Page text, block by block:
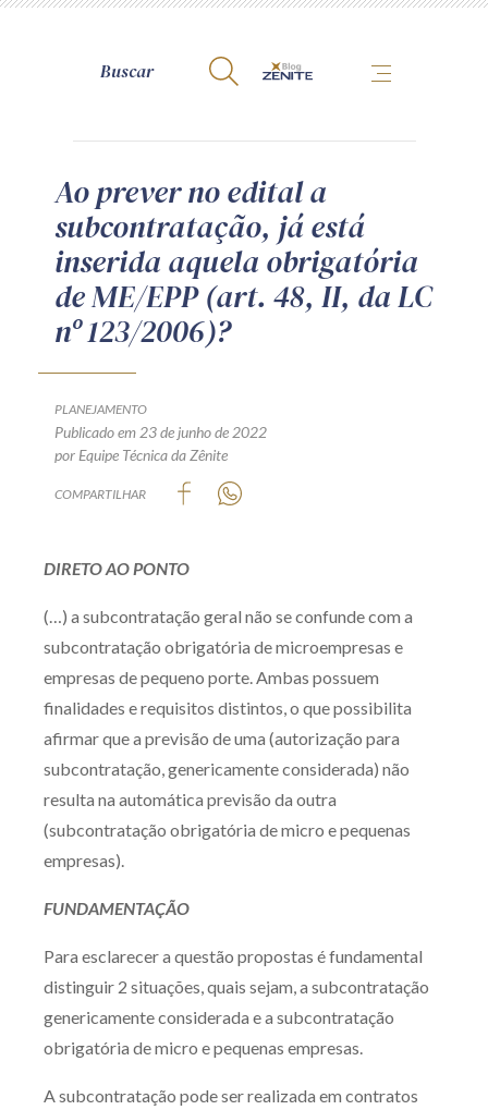
A Zênite
Como publicar conosco
Site da Zênite
Contato
Termos de uso
Encarregado (contato)
Orientação por Escrito
Mentoria Zênite
Capacitação
Zênite Online
Eventos presenciais
Receba por RSS
Av. Sete de Setembro, 4698
Ao prever no edital a
subcontratação, já está
inserida aquela obrigatória
de ME/EPP (art. 48, II, da LC
nº 123/2006)?
PLANEJAMENTO
Publicado em 23 de junho de 2022
por Equipe Técnica da Zênite
COMPARTILHAR
DIRETO AO PONTO
(…) a subcontratação geral não se confunde com a
subcontratação obrigatória de microempresas e
empresas de pequeno porte. Ambas possuem
finalidades e requisitos distintos, o que possibilita
afirmar que a previsão de uma (autorização para
subcontratação, genericamente considerada) não
resulta na automática previsão da outra
(subcontratação obrigatória de micro e pequenas
empresas).
FUNDAMENTAÇÃO
Para esclarecer a questão propostas é fundamental
distinguir 2 situações, quais sejam, a subcontratação
genericamente considerada e a subcontratação
obrigatória de micro e pequenas empresas.
A subcontratação pode ser realizada em contratos